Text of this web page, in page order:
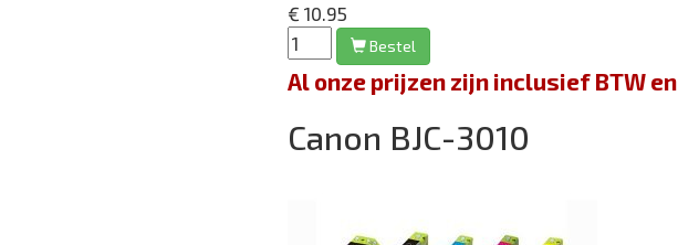
€ 10.95
Bestel
Al onze prijzen zijn inclusief BTW
Canon BJC-3010